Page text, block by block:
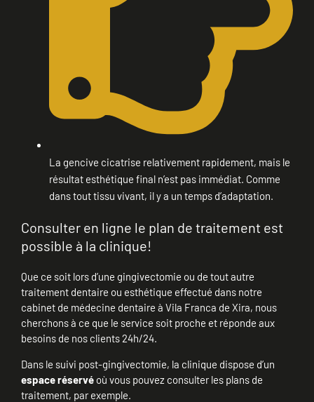
La gencive cicatrise relativement rapidement, mais le
résultat esthétique final n’est pas immédiat. Comme
dans tout tissu vivant, il y a un temps d’adaptation.
Consulter en ligne le plan de traitement est
possible à la clinique!
Que ce soit lors d’une gingivectomie ou de tout autre
traitement dentaire ou esthétique effectué dans notre
cabinet de médecine dentaire à Vila Franca de Xira, nous
cherchons à ce que le service soit proche et réponde aux
besoins de nos clients 24h/24.
Dans le suivi post-gingivectomie, la clinique dispose d’un
espace réservéoù vous pouvez consulter les plans de
traitement, par exemple.